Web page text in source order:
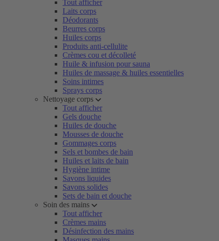
Tout afficher
Laits corps
Déodorants
Beurres corps
Huiles corps
Produits anti-cellulite
Crèmes cou et décolleté
Huile & infusion pour sauna
Huiles de massage & huiles essentielles
Soins intimes
Sprays corps
Nettoyage corps
Tout afficher
Gels douche
Huiles de douche
Mousses de douche
Gommages corps
Sels et bombes de bain
Huiles et laits de bain
Hygiène intime
Savons liquides
Savons solides
Sets de bain et douche
Soin des mains
Tout afficher
Crèmes mains
Désinfection des mains